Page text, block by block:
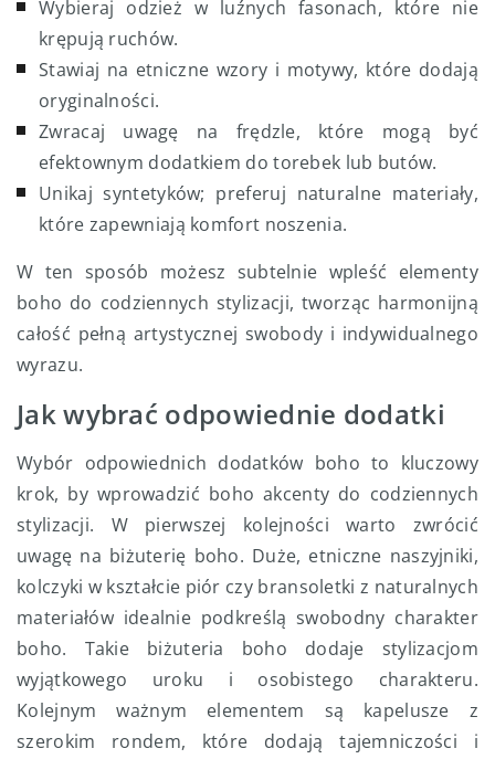
Wybieraj odzież w luźnych fasonach, które nie
krępują ruchów.
Stawiaj na etniczne wzory i motywy, które dodają
oryginalności.
Zwracaj uwagę na frędzle, które mogą być
efektownym dodatkiem do torebek lub butów.
Unikaj syntetyków; preferuj naturalne materiały,
które zapewniają komfort noszenia.
W ten sposób możesz subtelnie wpleść elementy
boho do codziennych stylizacji, tworząc harmonijną
całość pełną artystycznej swobody i indywidualnego
wyrazu.
Jak wybrać odpowiednie dodatki
Wybór odpowiednich dodatków boho to kluczowy
krok, by wprowadzić boho akcenty do codziennych
stylizacji. W pierwszej kolejności warto zwrócić
uwagę na biżuterię boho. Duże, etniczne naszyjniki,
kolczyki w kształcie piór czy bransoletki z naturalnych
materiałów idealnie podkreślą swobodny charakter
boho. Takie biżuteria boho dodaje stylizacjom
wyjątkowego uroku i osobistego charakteru.
Kolejnym ważnym elementem są kapelusze z
szerokim rondem, które dodają tajemniczości i